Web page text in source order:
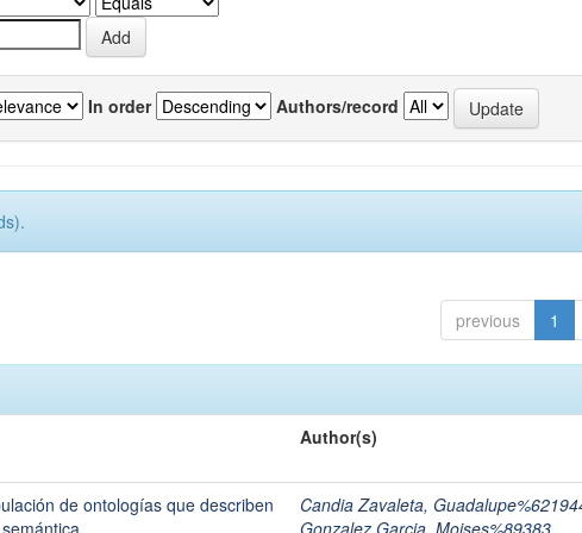
In order Authors/record
previous 1
Author(s)
de ontologías que describen
Candia Zavaleta,
Gonzalez Garcia, Moises%89383